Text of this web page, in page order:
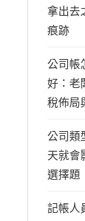
拿出去
痕跡
公司帳
好：老
稅佈局
公司類
天就會
選擇題
記帳人